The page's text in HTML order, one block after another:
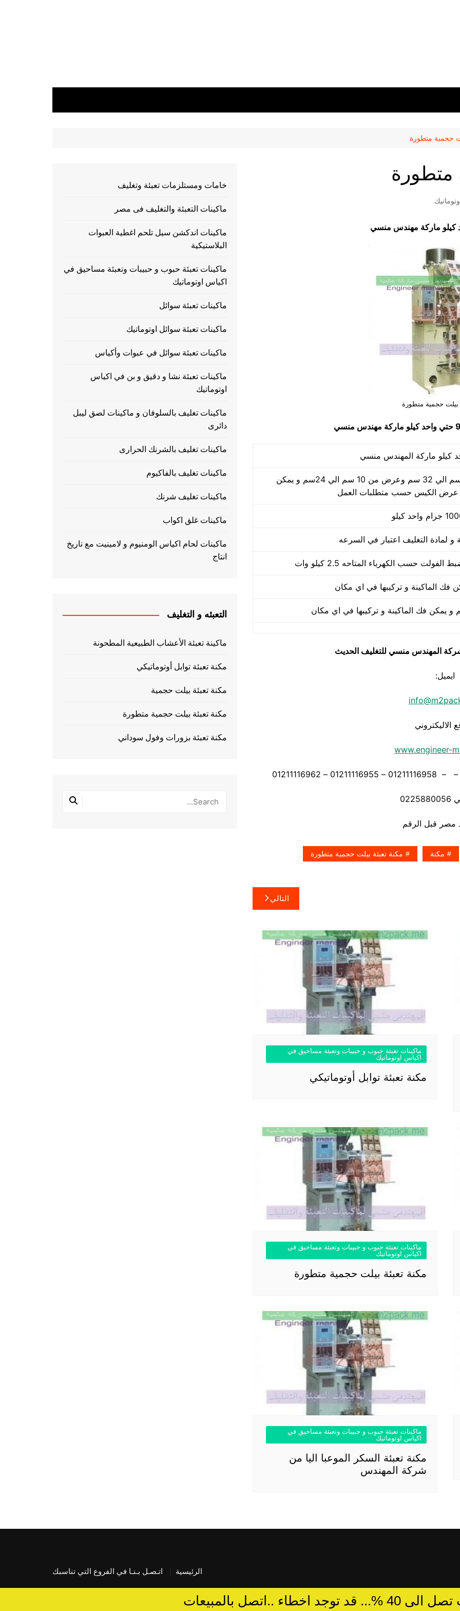
حجمية متطورة
متطورة
بيلت حجمية متطورة
طول الكيس من 10 سم الي 32 سم وعرض من 10 سم الي 24سم و يمكن
عرض الكيس حسب متطلبات العمل
شركة المهندس منسي للتغليف الحديث
ايميل:
الاليكتروني
www.engineer-
مكنة مكنة تعبئة بيلت حجمية متطورة
التالي
ماكينات تعبئة حبوب و حبيبات وتعبئة مساحيق في
اكياس اوتوماتيك
مكنة تعبئة توابل أوتوماتيكي
ماكينات تعبئة حبوب و حبيبات وتعبئة مساحيق في
اكياس اوتوماتيك
مكنة تعبئة بيلت حجمية متطورة
ماكينات تعبئة حبوب و حبيبات وتعبئة مساحيق في
اكياس اوتوماتيك
مكنة تعبئة السكر الموعبا اليا من
شركة المهندس
خامات ومستلزمات تعبئة وتغليف
ماكينات التعبئة والتغليف فى مصر
ماكينات اندكشن سيل تلحم اغطية العبوات
البلاستيكية
ماكينات تعبئة حبوب و حبيبات وتعبئة مساحيق في
اكياس اوتوماتيك
ماكينات تعبئة سوائل
ماكينات تعبئة سوائل اوتوماتيك
ماكينات تعبئة سوائل في عبوات وأكياس
ماكينات تعبئة نشا و دقيق و بن في اكياس
اوتوماتيك
ماكينات تغليف بالسلوفان و ماكينات لصق ليبل
دائرى
ماكينات تغليف بالشرنك الحرارى
ماكينات تغليف بالفاكيوم
ماكينات تغليف شرنك
ماكينات غلق اكواب
ماكينات لحام اكياس الومنيوم و لامينيت مع تاريخ
انتاج
التعبئه و التغليف
ماكينة تعبئة الأعشاب الطبيعية المطحونة
مكنة تعبئة توابل أوتوماتيكي
مكنة تعبئة بيلت حجمية
مكنة تعبئة بيلت حجمية متطورة
مكنة تعبئة بزورات وفول سوداني
الرئيسية اتـصـل بـنـا في الفروع التي تناسبك
اخطاء ..اتصل بالمبيعات